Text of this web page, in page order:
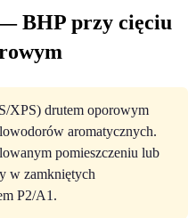
BHP przy cięciu
XPS) drutem oporowym
aromatycznych.
pomieszczeniu lub
w zamkniętych
P2/A1.